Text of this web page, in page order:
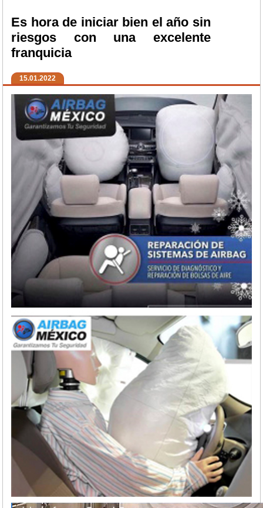
Es hora de iniciar bien el año sin
riesgos con una excelente
franquicia
15.01.2022